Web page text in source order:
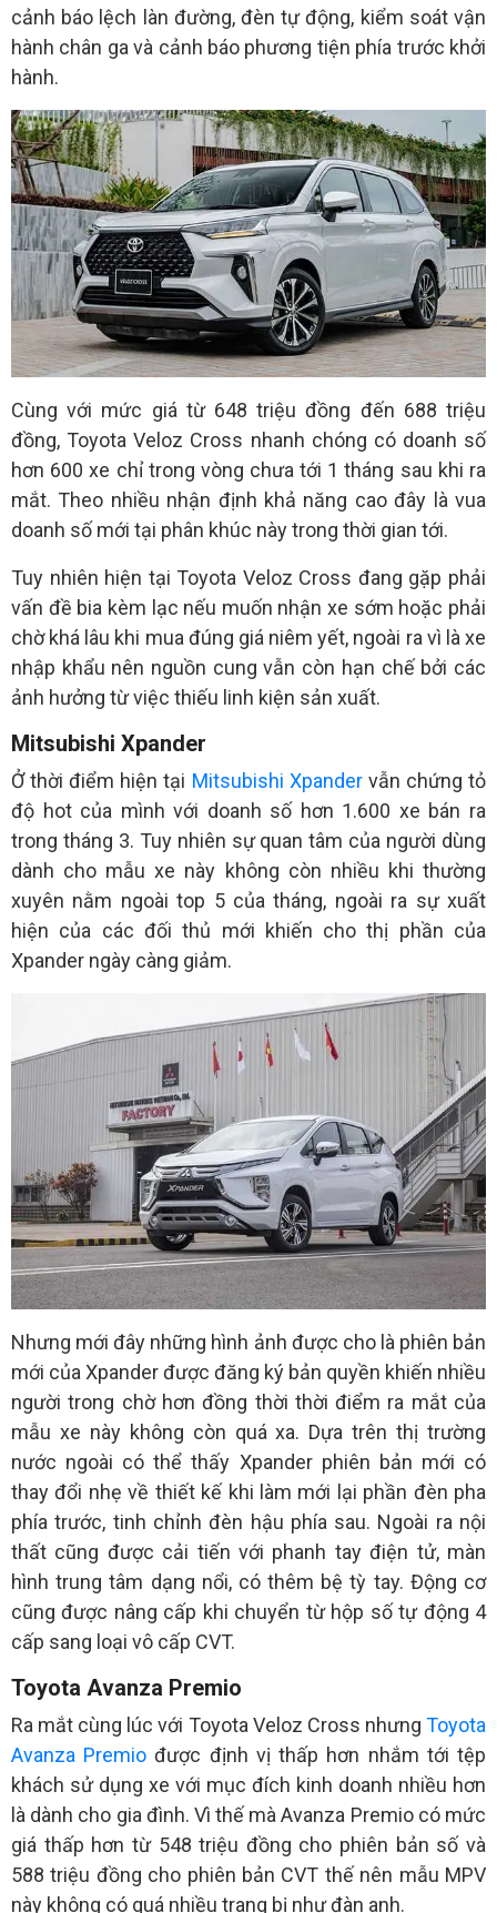
cảnh báo lệch làn đường, đèn tự động, kiểm soát vận
hành chân ga và cảnh báo phương tiện phía trước khởi
hành.
Cùng với mức giá từ 648 triệu đồng đến 688 triệu
đồng, Toyota Veloz Cross nhanh chóng có doanh số
hơn 600 xe chỉ trong vòng chưa tới 1 tháng sau khi ra
mắt. Theo nhiều nhận định khả năng cao đây là vua
doanh số mới tại phân khúc này trong thời gian tới.
Tuy nhiên hiện tại Toyota Veloz Cross đang gặp phải
vấn đề bia kèm lạc nếu muốn nhận xe sớm hoặc phải
chờ khá lâu khi mua đúng giá niêm yết, ngoài ra vì là xe
nhập khẩu nên nguồn cung vẫn còn hạn chế bởi các
ảnh hưởng từ việc thiếu linh kiện sản xuất.
Mitsubishi Xpander
Ở thời điểm hiện tại Mitsubishi Xpandervẫn chứng tỏ
độ hot của mình với doanh số hơn 1.600 xe bán ra
trong tháng 3. Tuy nhiên sự quan tâm của người dùng
dành cho mẫu xe này không còn nhiều khi thường
xuyên nằm ngoài top 5 của tháng, ngoài ra sự xuất
hiện của các đối thủ mới khiến cho thị phần của
Xpander ngày càng giảm.
Nhưng mới đây những hình ảnh được cho là phiên bản
mới của Xpander được đăng ký bản quyền khiến nhiều
người trong chờ hơn đồng thời thời điểm ra mắt của
mẫu xe này không còn quá xa. Dựa trên thị trường
nước ngoài có thể thấy Xpander phiên bản mới có
thay đổi nhẹ về thiết kế khi làm mới lại phần đèn pha
phía trước, tinh chỉnh đèn hậu phía sau. Ngoài ra nội
thất cũng được cải tiến với phanh tay điện tử, màn
hình trung tâm dạng nổi, có thêm bệ tỳ tay. Động cơ
cũng được nâng cấp khi chuyển từ hộp số tự động 4
cấp sang loại vô cấp CVT.
Toyota Avanza Premio
Ra mắt cùng lúc với Toyota Veloz Cross nhưng Toyota
Avanza Premio được định vị thấp hơn nhắm tới tệp
khách sử dụng xe với mục đích kinh doanh nhiều hơn
là dành cho gia đình. Vì thế mà Avanza Premio có mức
giá thấp hơn từ 548 triệu đồng cho phiên bản số và
588 triệu đồng cho phiên bản CVT thế nên mẫu MPV
này không có quá nhiều trang bị như đàn anh.